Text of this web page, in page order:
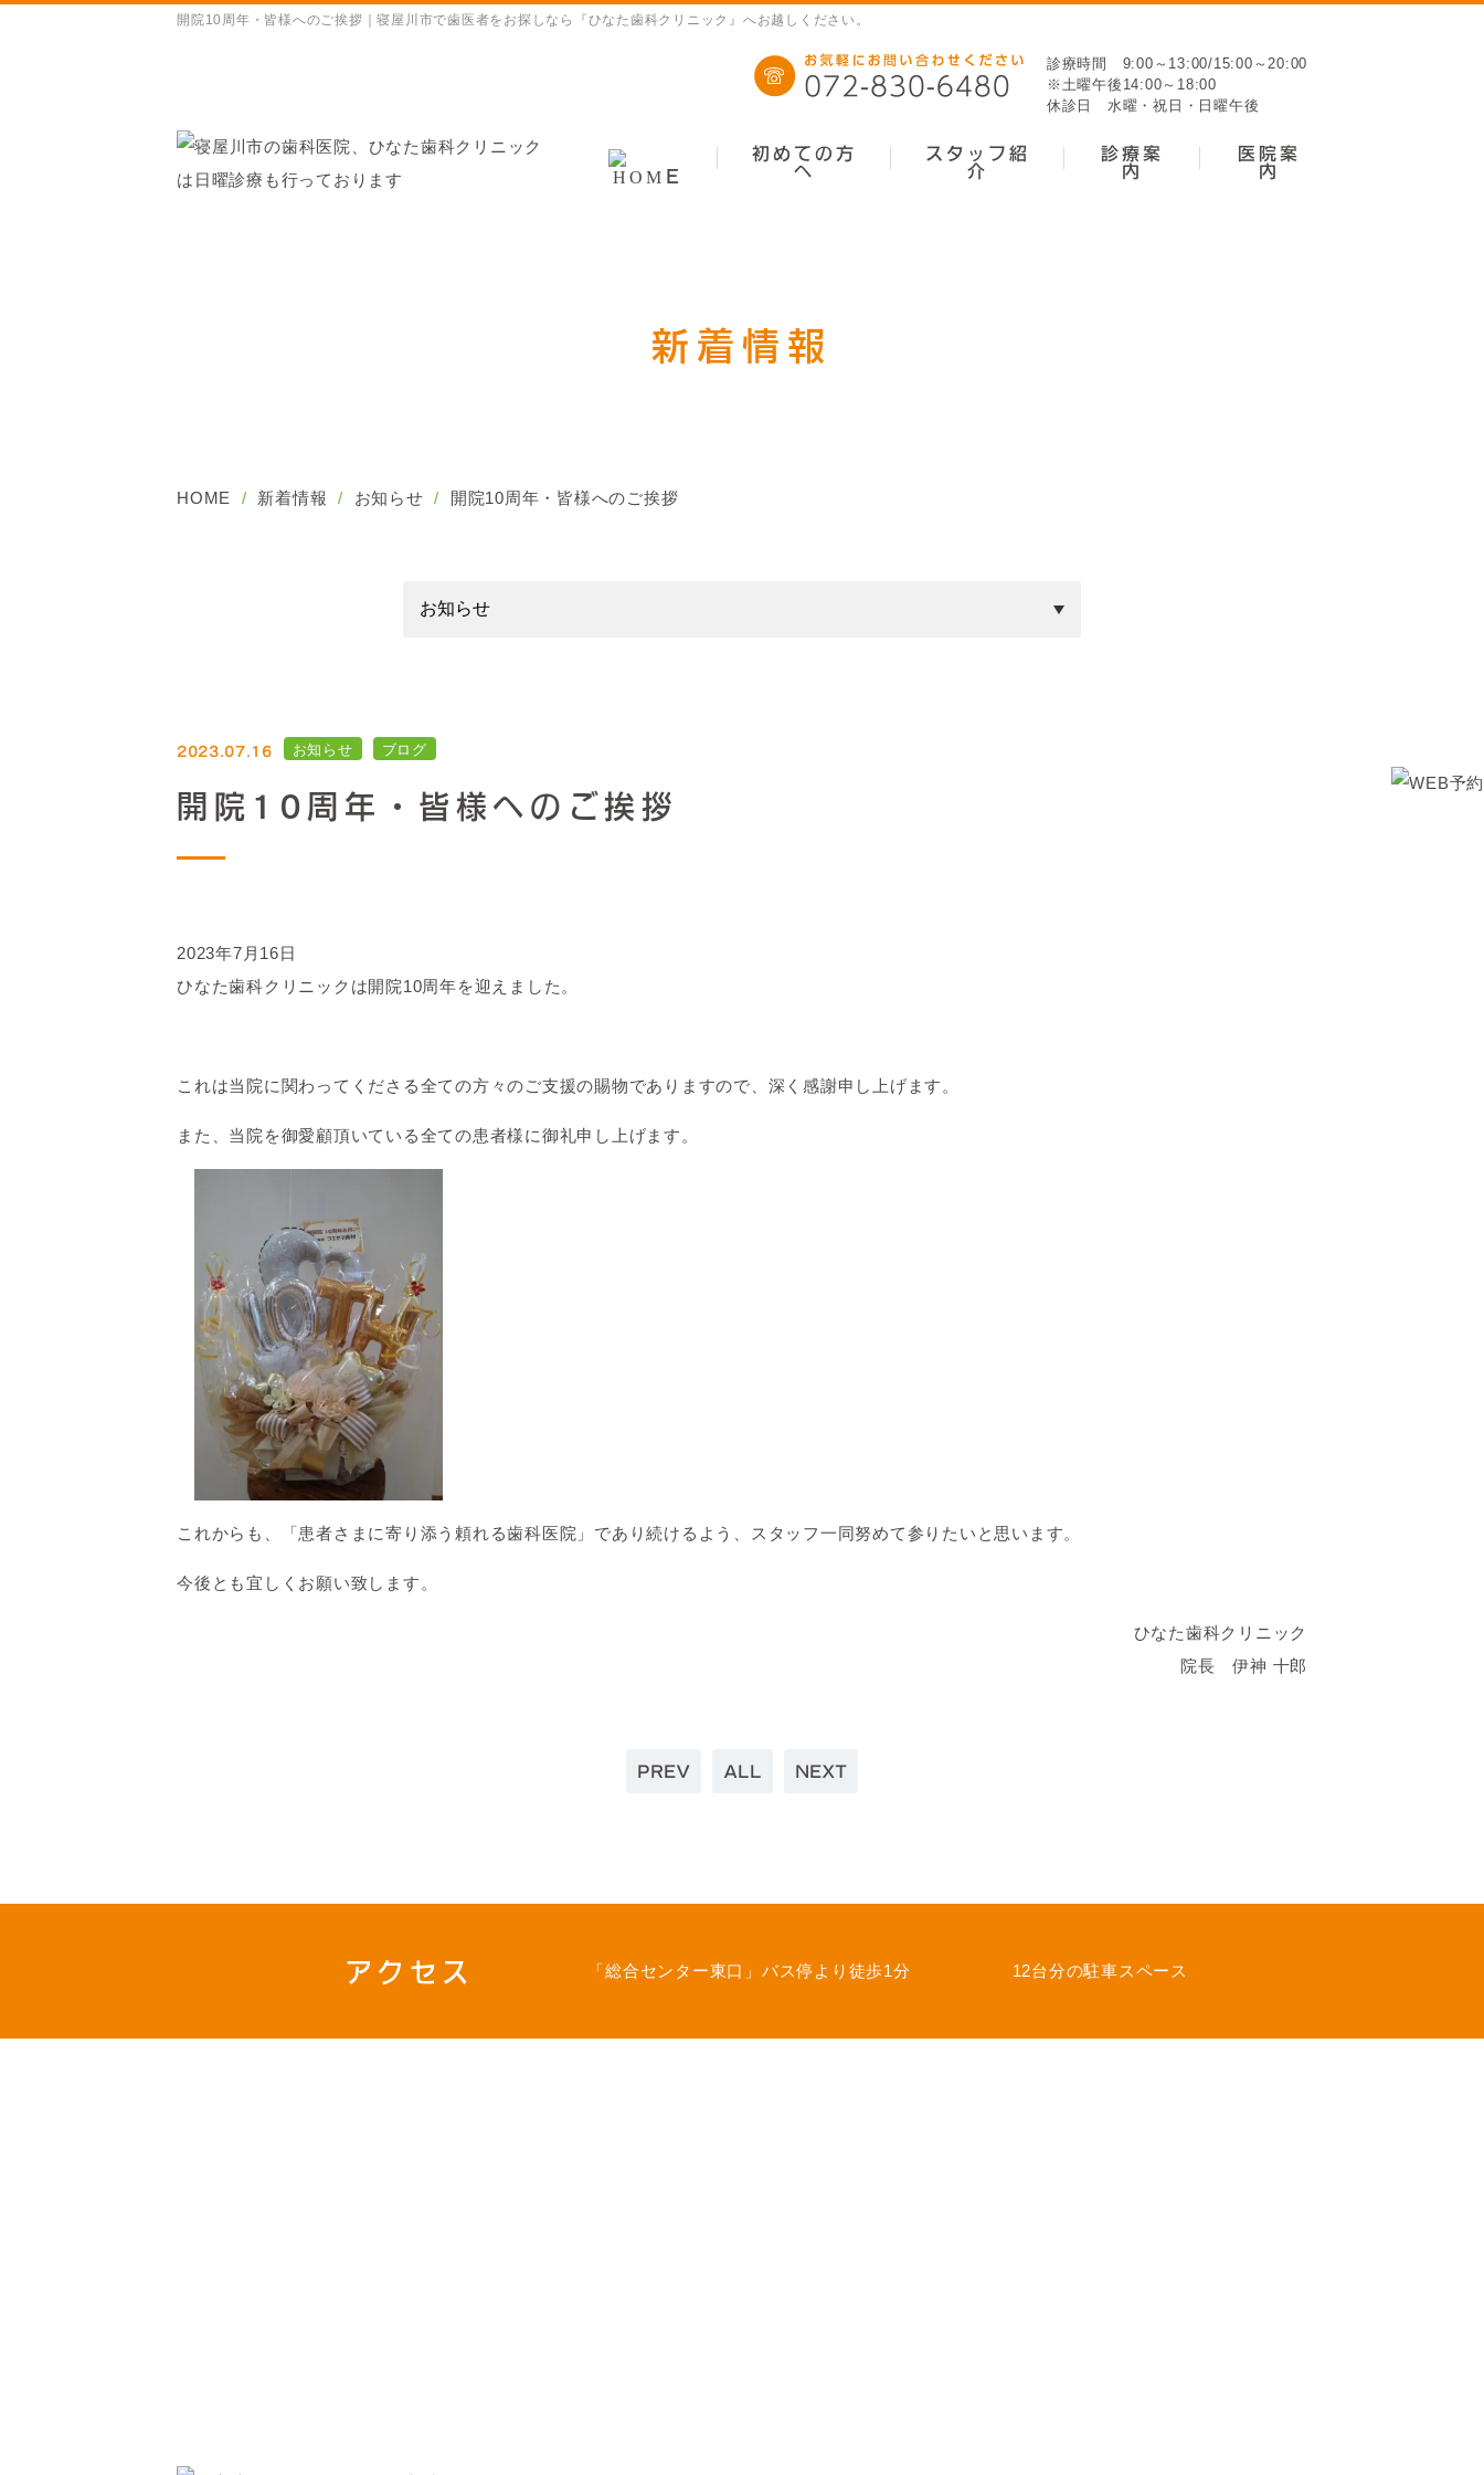
開院10周年・皆様へのご挨拶｜寝屋川市で歯医者をお探しなら『ひなた歯科クリニック』へお越しください。
診療時間 9:00～13:00/15:00～20:00
※土曜午後14:00～18:00
休診日 水曜・祝日・日曜午後
初めての方
へ
スタッフ紹
介
診療案
内
医院案
内
新着情報
HOME 新着情報 お知らせ 開院10周年・皆様へのご挨拶
2023.07.16 お知らせ ブログ
開院10周年・皆様へのご挨拶
2023年7月16日
ひなた歯科クリニックは開院10周年を迎えました。
これは当院に関わってくださる全ての方々のご支援の賜物でありますので、深く感謝申し上げます。
また、当院を御愛顧頂いている全ての患者様に御礼申し上げます。
これからも、「患者さまに寄り添う頼れる歯科医院」であり続けるよう、スタッフ一同努めて参りたいと思います。
今後とも宜しくお願い致します。
ひなた歯科クリニック
院長 伊神 十郎
PREV ALL NEXT
アクセス 「総合センター東口」バス停より 徒歩1分 12台分の駐車スペース